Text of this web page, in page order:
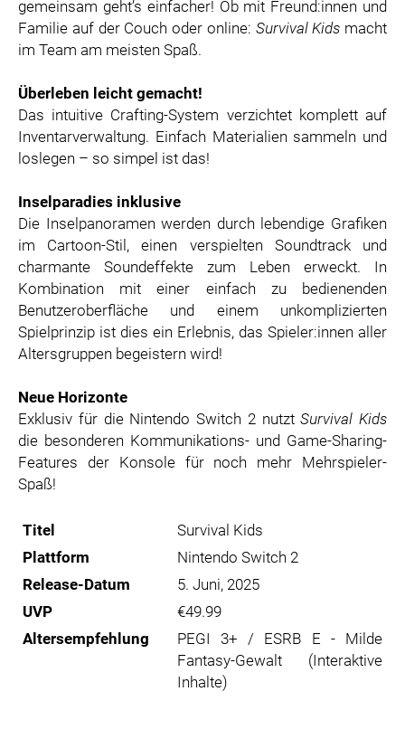
gemeinsam geht’s einfacher! Ob mit Freund:innen und
Familie auf der Couch oder online: Survival Kids macht
im Team am meisten Spaß.
Überleben leicht gemacht!
Das intuitive Crafting-System verzichtet komplett auf
Inventarverwaltung. Einfach Materialien sammeln und
loslegen – so simpel ist das!
Inselparadies inklusive
Die Inselpanoramen werden durch lebendige Grafiken
im Cartoon-Stil, einen verspielten Soundtrack und
charmante Soundeffekte zum Leben erweckt. In
Kombination mit einer einfach zu bedienenden
Benutzeroberfläche und einem unkomplizierten
Spielprinzip ist dies ein Erlebnis, das Spieler:innen aller
Altersgruppen begeistern wird!
Neue Horizonte
Exklusiv für die Nintendo Switch 2 nutztSurvival Kids
die besonderen Kommunikations- und Game-Sharing-
Features der Konsole für noch mehr Mehrspieler-
Spaß!
Titel
Survival Kids
Plattform
Nintendo Switch 2
Release-Datum
5. Juni, 2025
UVP
€49.99
Altersempfehlung
PEGI 3+ / ESRB E - Milde
Fantasy-Gewalt (Interaktive
Inhalte)